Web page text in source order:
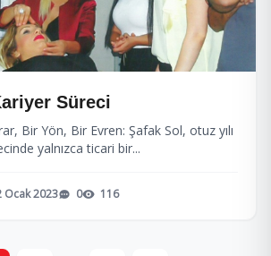
Süreci
Bir Yön, Bir Evren: Şafak Sol, otuz yılı
yalnızca ticari bir...
Ocak 2023 0 116